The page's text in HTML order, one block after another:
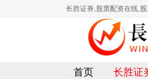
长胜证券,股票配资在线,
首页 长胜证